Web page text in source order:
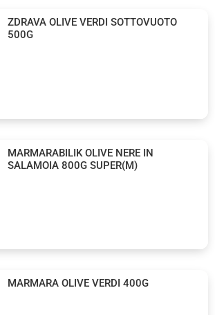
ZDRAVA OLIVE VERDI SOTTOVUOTO
500G
MARMARABILIK OLIVE NERE IN
SALAMOIA 800G SUPER(M)
MARMARA OLIVE VERDI 400G